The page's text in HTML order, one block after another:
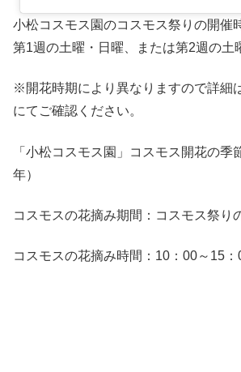
小松コスモス園のコスモス祭りの開催
第1週の土曜・日曜、または第2週の土
※開花時期により異なりますので詳細
にてご確認ください。
「小松コスモス園」コスモス開花の季
年）
コスモスの花摘み期間：コスモス祭り
コスモスの花摘み時間：10：00～15：